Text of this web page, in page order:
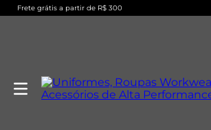
Frete grátis a partir de R$ 300